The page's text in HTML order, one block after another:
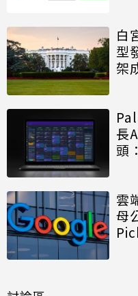
白
型
架
長
頭
雲
母